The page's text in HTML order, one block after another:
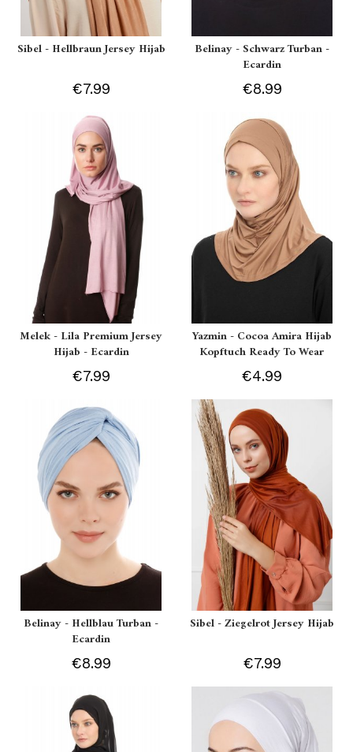
Sibel - Hellbraun Jersey Hijab
€7.99
Belinay - Schwarz Turban -
Ecardin
€8.99
Melek - Lila Premium Jersey
Hijab - Ecardin
€7.99
Yazmin - Cocoa Amira Hijab
Kopftuch Ready To Wear
€4.99
Belinay - Hellblau Turban -
Ecardin
€8.99
Sibel - Ziegelrot Jersey Hijab
€7.99